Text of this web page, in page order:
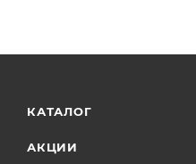
КАТАЛОГ
АКЦИИ